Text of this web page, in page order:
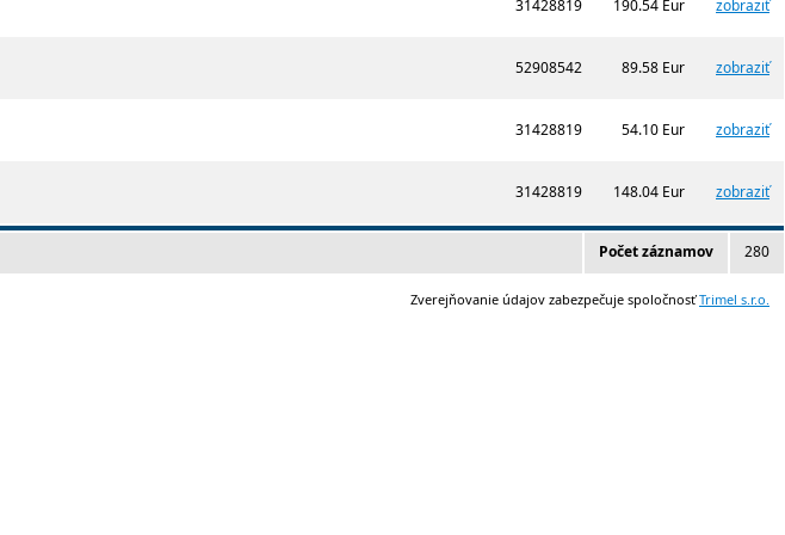
31428819 190.54 Eur zobraziť
52908542 89.58 Eur zobraziť
31428819 54.10 Eur zobraziť
31428819 148.04 Eur zobraziť
Počet záznamov 280
Zverejňovanie údajov zabezpečuje spoločnosťTrimel s.r.o.